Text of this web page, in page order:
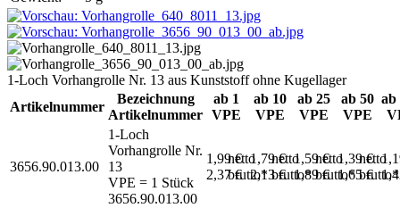
1-Loch Vorhangrolle Nr. 13 aus Kunststoff ohne Kugellager
Artikelnummer
Bezeichnung
Artikelnummer
ab 1
VPE
ab 10
VPE
ab 25
VPE
ab 50
VPE
ab
3656.90.013.00
1-Loch
Vorhangrolle Nr.
13
VPE = 1 Stück
3656.90.013.00
1,99 €
netto
2,37 €brutto*
1,79 €
netto
2,13 €brutto*
1,59 €
netto
1,89 €brutto*
1,39 €
netto
1,65 €brutto*